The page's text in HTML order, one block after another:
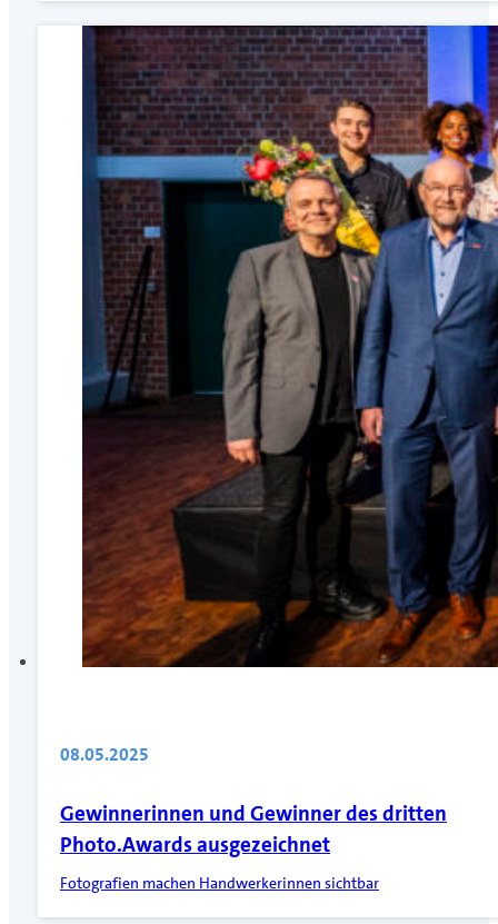
08.05.2025
Gewinnerinnen und Gewinner des dritten
Photo.Awards ausgezeichnet
Fotografien machen Handwerkerinnen sichtbar